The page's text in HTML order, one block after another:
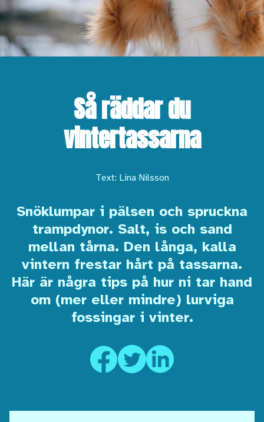
Så räddar du
vintertassarna
Text: Lina Nilsson
Snöklumpar i pälsen och spruckna
trampdynor. Salt, is och sand
mellan tårna. Den långa, kalla
vintern frestar hårt på tassarna.
Här är några tips på hur ni tar hand
om (mer eller mindre) lurviga
fossingar i vinter.